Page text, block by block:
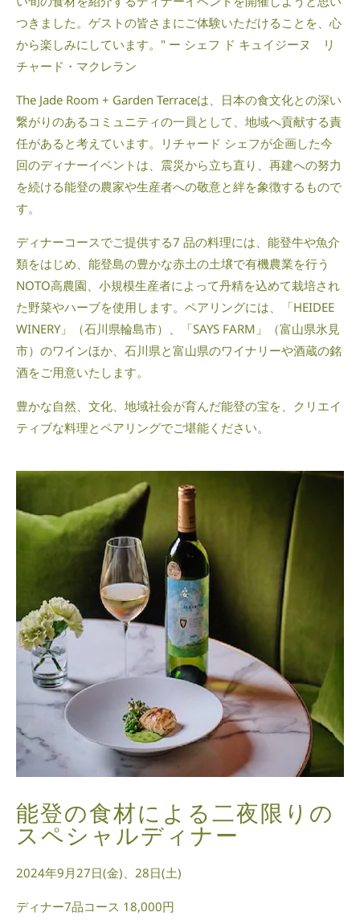
つきました。ゲストの皆さまにご体験いただけることを、心
から楽しみにしています。" ー シェフ ド キュイジーヌ リ
チャード・マクレラン
The Jade Room + Garden Terraceは、日本の食文化との深い
繋がりのあるコミュニティの一員として、地域へ貢献する責
任があると考えています。リチャード シェフが企画した今
回のディナーイベントは、震災から立ち直り、再建への努力
を続ける能登の農家や生産者への敬意と絆を象徴するもので
す。
ディナーコースでご提供する7 品の料理には、能登牛や魚介
類をはじめ、能登島の豊かな赤土の土壌で有機農業を行う
NOTO高農園、小規模生産者によって丹精を込めて栽培され
た野菜やハーブを使用します。ペアリングには、「HEIDEE
WINERY」（石川県輪島市）、「SAYS FARM」（富山県氷見
市）のワインほか、石川県と富山県のワイナリーや酒蔵の銘
酒をご用意いたします。
豊かな自然、文化、地域社会が育んだ能登の宝を、クリエイ
ティブな料理とペアリングでご堪能ください。
能登の食材による二夜限りの
スペシャルディナー
2024年9月27日(金)、28日(土)
ディナー7品コース 18,000円